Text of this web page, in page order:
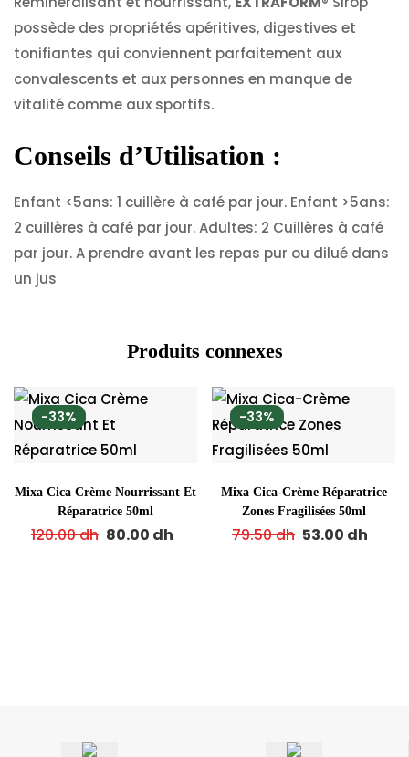
possède des propriétés apéritives, digestives et
tonifiantes qui conviennent parfaitement aux
convalescents et aux personnes en manque de
vitalité comme aux sportifs.
Conseils d’Utilisation :
Enfant <5ans: 1 cuillère à café par jour. Enfant >5ans:
2 cuillères à café par jour. Adultes: 2 Cuillères à café
par jour. A prendre avant les repas pur ou dilué dans
un jus
Produits connexes
-33%
Mixa Cica Crème Nourrissant Et
Réparatrice 50ml
120.00dh 80.00 dh
-33%
Mixa Cica-Crème Réparatrice
Zones Fragilisées 50ml
79.50dh 53.00 dh